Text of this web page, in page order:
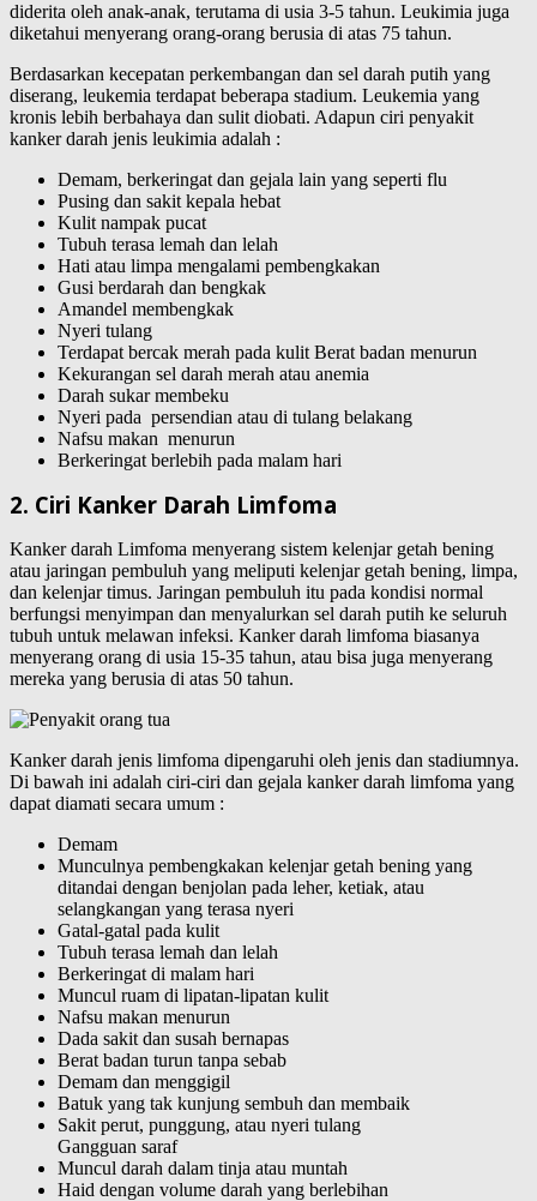
diderita oleh anak-anak, terutama di usia 3-5 tahun. Leukimia juga
diketahui menyerang orang-orang berusia di atas 75 tahun.
Berdasarkan kecepatan perkembangan dan sel darah putih yang
diserang, leukemia terdapat beberapa stadium. Leukemia yang
kronis lebih berbahaya dan sulit diobati. Adapun ciri penyakit
kanker darah jenis leukimia adalah :
Demam, berkeringat dan gejala lain yang seperti flu
Pusing dan sakit kepala hebat
Kulit nampak pucat
Tubuh terasa lemah dan lelah
Hati atau limpa mengalami pembengkakan
Gusi berdarah dan bengkak
Amandel membengkak
Nyeri tulang
Terdapat bercak merah pada kulit Berat badan menurun
Kekurangan sel darah merah atau anemia
Darah sukar membeku
Nyeri pada persendian atau di tulang belakang
Nafsu makan menurun
Berkeringat berlebih pada malam hari
2. Ciri Kanker Darah Limfoma
Kanker darah Limfoma menyerang sistem kelenjar getah bening
atau jaringan pembuluh yang meliputi kelenjar getah bening, limpa,
dan kelenjar timus. Jaringan pembuluh itu pada kondisi normal
berfungsi menyimpan dan menyalurkan sel darah putih ke seluruh
tubuh untuk melawan infeksi. Kanker darah limfoma biasanya
menyerang orang di usia 15-35 tahun, atau bisa juga menyerang
mereka yang berusia di atas 50 tahun.
Kanker darah jenis limfoma dipengaruhi oleh jenis dan stadiumnya.
Di bawah ini adalah ciri-ciri dan gejala kanker darah limfoma yang
dapat diamati secara umum :
Demam
Munculnya pembengkakan kelenjar getah bening yang
ditandai dengan benjolan pada leher, ketiak, atau
selangkangan yang terasa nyeri
Gatal-gatal pada kulit
Tubuh terasa lemah dan lelah
Berkeringat di malam hari
Muncul ruam di lipatan-lipatan kulit
Nafsu makan menurun
Dada sakit dan susah bernapas
Berat badan turun tanpa sebab
Demam dan menggigil
Batuk yang tak kunjung sembuh dan membaik
Sakit perut, punggung, atau nyeri tulang
Gangguan saraf
Muncul darah dalam tinja atau muntah
Haid dengan volume darah yang berlebihan